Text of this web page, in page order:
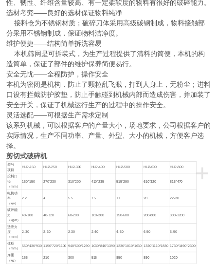
性、韧性、纤维含量较高、有一定柔软度的物料有很好的破碎能力。
选材考究——良好的选材保证物料纯净
接料仓为不锈钢材质；破碎刀体采用高级碳钢制成，物料接触部
分采用不锈钢制成，保证物料洁净度。
维护便捷——结构简单拆洗容易
本机筛网是可拆装式，为生产过程提供了清料的简便，本机的构
造简单，保证了部件的维护保养简便易行。
安全无忧——全程防护，操作安全
本机为密闭是机构，防止了颗粒乱飞溅，打到人身上，无粉尘；进料
口设有拦截防护胶垫，防止手触碰到机械内部而造成伤害，并加装了
安全开关，保证了机械运行生产的过程中的操作安全。
灵活选配——可根据生产需求定制
该系列机械，可以根据客户的产量大小，场地要求，公司根据客户的
实际情况，生产不同功率、产量、外型、大小的机械，方便客户选
择。
剪切式破碎机
+
型号
项目
HLP-150 HLP-250 HLP-300 HLP-400 HLP-500 HLP-600 HLP-800
投料口
径
（mm）
160*150 270*230 310*200 410*235 515*290 610*320 815*470
电机功
率
（kw）
2.2 4 5.5 7.5 11 20 22-30
破碎能
力
（kg/h）
40-100 40-120 60-200 100-300 150-600 200-800 300-1200
适应力
度
（mm）
2-30 2-30 2-30 2-40 4-50 6-50 6-50
体积
（mm）
550*430*930 1150*720*1100 940*600*1290 1030*840*1390 1230*1010*1630 1320*1110*1830 1730*1490*2300
净重
（kg）
165 210 300 515 850 890 1020